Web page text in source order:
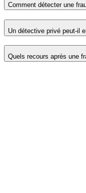
Comment détecter une
Un détective privé peut-il
Quels recours après une